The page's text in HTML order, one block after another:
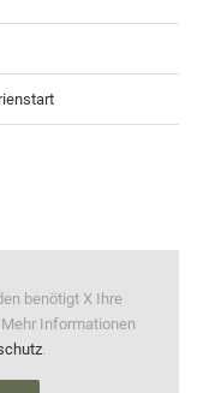
benötigt X Ihre
Informationen
.